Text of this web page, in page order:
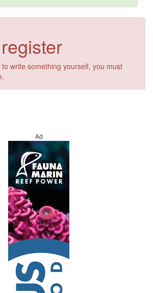
write something yourself, you must
Ad